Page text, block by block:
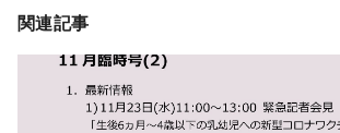
関連記事